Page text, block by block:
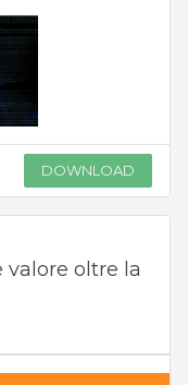
DOWNLOAD
valore oltre la